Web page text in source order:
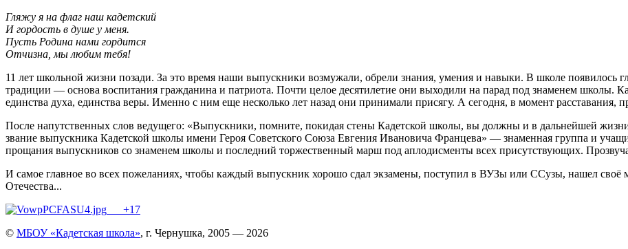
Гляжу я на флаг наш кадетский
И гордость в душе у меня.
Пусть Родина нами гордится
Отчизна, мы любим тебя!
11 лет школьной жизни позади. За это время наши выпускники возмужали, обрели знания, умения и навыки. В школе
традиции — основа воспитания гражданина и патриота. Почти целое десятилетие они выходили на парад под знаменем школы.
единства духа, единства веры. Именно с ним еще несколько лет назад они принимали присягу. А сегодня, в момент расставания,
После напутственных слов ведущего: «Выпускники, помните, покидая стены Кадетской школы, вы должны и в дальнейшей жизни
звание выпускника Кадетской школы имени Героя Советского Союза Евгения Ивановича Францева» — знаменная группа и
прощания выпускников со знаменем школы и последний торжественный марш под аплодисменты всех присутствующих.
И самое главное во всех пожеланиях, чтобы каждый выпускник хорошо сдал экзамены, поступил в ВУЗы или ССузы, нашел своё
Отечества...
+17
© МБОУ «Кадетская школа», г. Чернушка, 2005 — 2026